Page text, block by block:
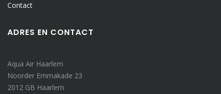
Contact
ADRES EN CONTACT
Aqua Air Haarlem
Noorder Emmakade 23
2012 GB Haarlem